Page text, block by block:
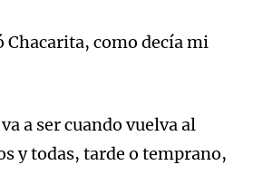
Chacarita, como decía mi
a ser cuando vuelva al
y todas, tarde o temprano,